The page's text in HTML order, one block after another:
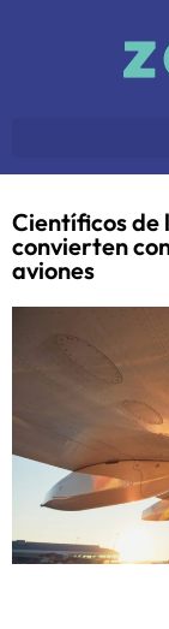
Científicos de
convierten
aviones